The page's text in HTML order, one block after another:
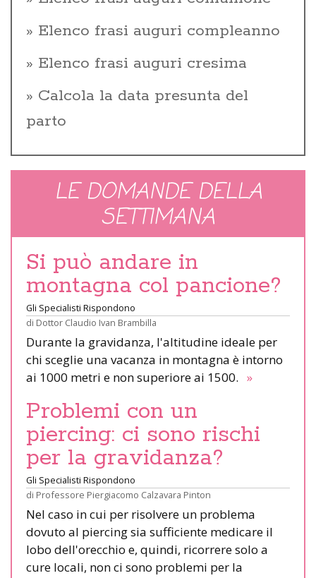
Elenco frasi auguri compleanno
Elenco frasi auguri cresima
Calcola la data presunta del
parto
LE DOMANDE DELLA
SETTIMANA
Si può andare in
montagna col pancione?
Gli Specialisti Rispondono
di Dottor Claudio Ivan Brambilla
Durante la gravidanza, l'altitudine ideale per
chi sceglie una vacanza in montagna è intorno
ai 1000 metri e non superiore ai 1500. »
Problemi con un
piercing: ci sono rischi
per la gravidanza?
Gli Specialisti Rispondono
di Professore Piergiacomo Calzavara Pinton
Nel caso in cui per risolvere un problema
dovuto al piercing sia sufficiente medicare il
lobo dell'orecchio e, quindi, ricorrere solo a
cure locali, non ci sono problemi per la